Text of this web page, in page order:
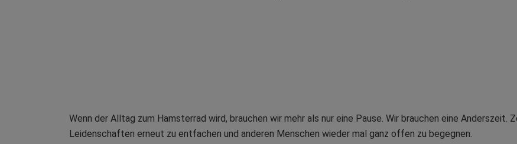
Wenn der Alltag zum Hamsterrad wird, brauchen wir mehr als nur eine Pause. Wir brauchen eine Anderszeit.
Leidenschaften erneut zu entfachen und anderen Menschen wieder mal ganz offen zu begegnen.